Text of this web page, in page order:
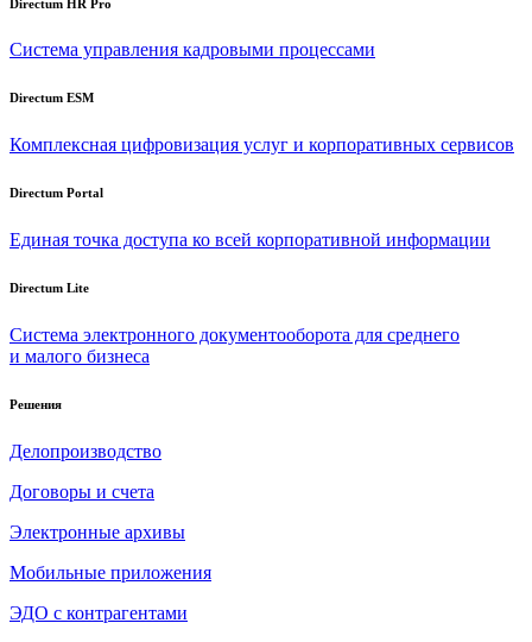
Directum HR Pro
Система управления кадровыми процессами
Directum ESM
Комплексная цифровизация услуг и корпоративных сервисов
Directum Portal
Единая точка доступа ко всей корпоративной информации
Directum Lite
Система электронного документооборота для среднего
и малого бизнеса
Решения
Делопроизводство
Договоры и счета
Электронные архивы
Мобильные приложения
ЭДО с контрагентами